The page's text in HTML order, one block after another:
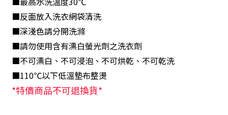
■反面放入洗衣網袋清洗
■深淺色請分開洗滌
■請勿使用含有漂白螢光劑之洗衣劑
■不可漂白、不可浸泡、不可烘乾、不可乾洗
■110℃以下低溫墊布整燙
*特價商品不可退換貨*